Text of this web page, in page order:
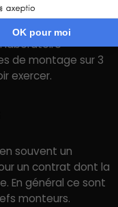
national du
qui ont
laboratoire
de montage sur 3
exercer.
souvent un
un contrat dont la
En général ce sont
monteurs.